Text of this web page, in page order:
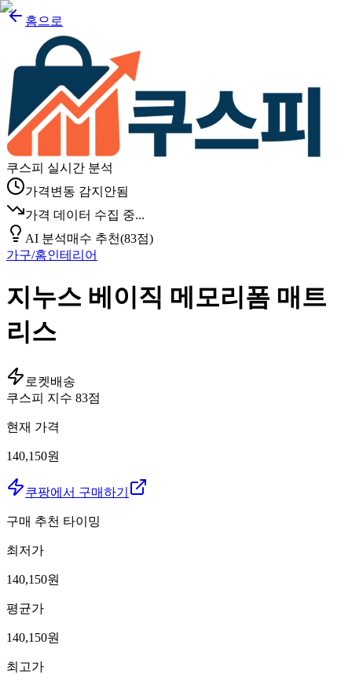
홈으로
쿠스피 실시간 분석
가격변동 감지안됨
가격 데이터 수집 중...
AI 분석매수 추천(83점)
가구/홈인테리어
지누스 베이직 메모리폼 매트
리스
로켓배송
쿠스피 지수 83점
현재 가격
140,150원
쿠팡에서 구매하기
구매 추천 타이밍
최저가
140,150원
평균가
140,150원
최고가